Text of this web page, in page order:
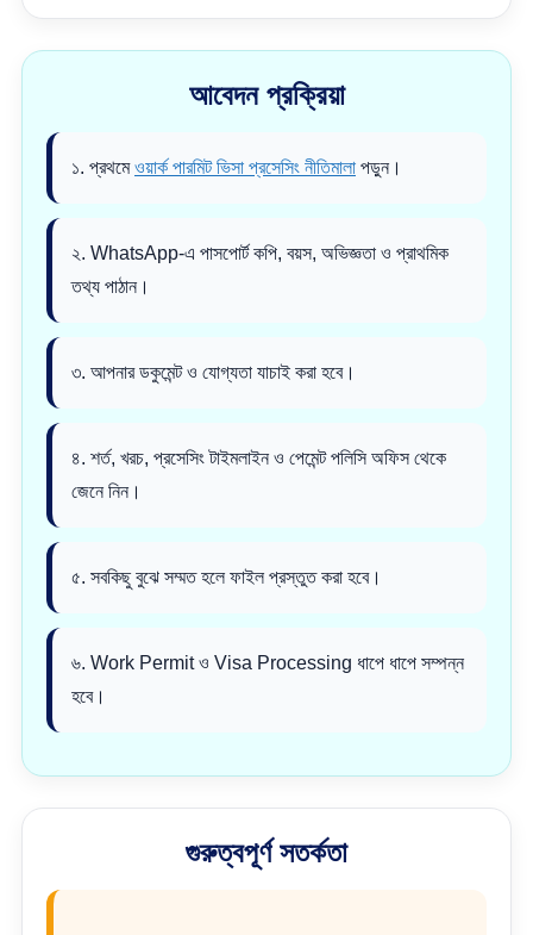
আবেদন প্রক্রিয়া
১. প্রথমেওয়ার্ক পারমিট ভিসা প্রসেসিং নীতিমালা পড়ুন।
২. WhatsApp-এ পাসপোর্ট কপি, বয়স, অভিজ্ঞতা ও প্রাথমিক
তথ্য পাঠান।
৩. আপনার ডকুমেন্ট ও যোগ্যতা যাচাই করা হবে।
৪. শর্ত, খরচ, প্রসেসিং টাইমলাইন ও পেমেন্ট পলিসি অফিস থেকে
জেনে নিন।
৫. সবকিছু বুঝে সম্মত হলে ফাইল প্রস্তুত করা হবে।
৬. Work Permit ও Visa Processing ধাপে ধাপে সম্পন্ন
হবে।
গুরুত্বপূর্ণ সতর্কতা